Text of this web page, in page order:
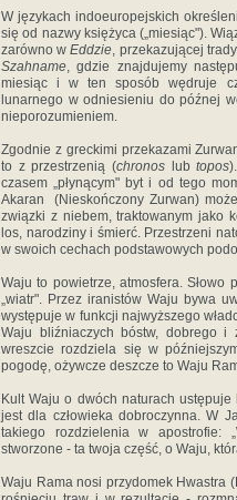
W językach indoeuropejskich
się od nazwy księżyca („miesiąc").
zarówno wEddzie, przekazującej
Szahname, gdzie znajdujemy
miesiąc i w ten sposób wędruje
lunarnego w odniesieniu do późnej
nieporozumieniem.
Zgodnie z greckimi przekazami
to z przestrzenią (chronoslubtopos
czasem „płynącym" byt i od tego
Akaran (Nieskończony Zurwan)
związki z niebem, traktowanym jako
los, narodziny i śmierć. Przestrzeni
w swoich cechach podstawowych
Waju to powietrze, atmosfera. Słowo
„wiatr". Przez iranistów Waju bywa
występuje w funkcji najwyższego
Waju bliźniaczych bóstw, dobrego
wreszcie rozdziela się w
pogodę, ożywcze deszcze to Waju
Kult Waju o dwóch naturach
jest dla człowieka dobroczynna. W
takiego rozdzielenia w apostrofie:
stworzone - ta twoja część, o Waju,
Waju Rama nosi przydomek Hwastra